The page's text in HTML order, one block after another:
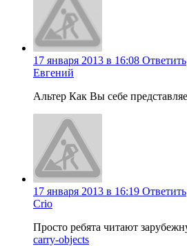
17 января 2013 в 16:08 Ответить
Евгений
Альтер Как Вы себе
17 января 2013 в 16:19 Ответить
Crio
Просто ребята читают
carry-objects